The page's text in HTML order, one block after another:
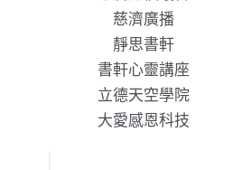
慈濟廣播
靜思書軒
書軒心靈講座
立德天空學院
大愛感恩科技